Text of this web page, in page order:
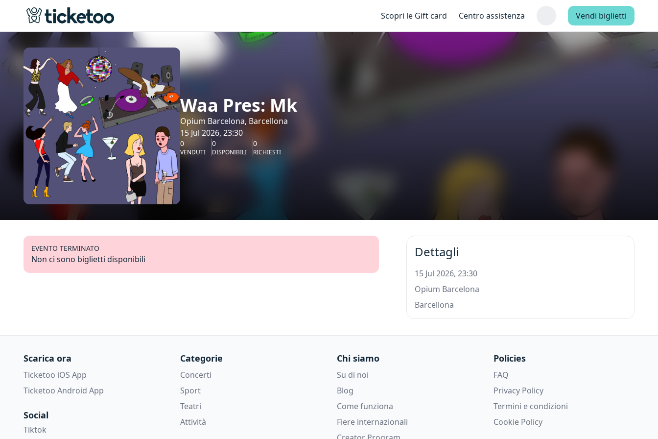
Scopri le Gift card Centro assistenza Vendi biglietti
Waa Pres: Mk
Opium Barcelona, Barcellona
15 Jul 2026, 23:30
0
VENDUTI
0
DISPONIBILI
0
RICHIESTI
EVENTO TERMINATO
Non ci sono biglietti disponibili Dettagli
15 Jul 2026, 23:30
Opium Barcelona
Barcellona
Scarica ora
Ticketoo iOS App
Ticketoo Android App
Social
Tiktok
Categorie
Concerti
Sport
Teatri
Attività
Chi siamo
Su di noi
Blog
Come funziona
Fiere internazionali
Policies
FAQ
Privacy Policy
Termini e condizioni
Cookie Policy